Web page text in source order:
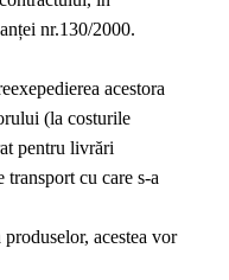
nr.130/2000.
acestora
(la costurile
pentru livrări
transport cu care s-a
acestea vor